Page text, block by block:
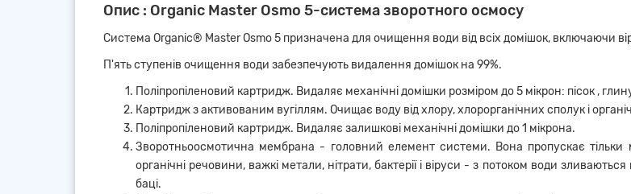
Опис : Organic Master Osmo 5-система зворотного осмосу
Система Organic® Master Osmo 5 призначена для очищення води від всіх домішок, включаючи
П'ять ступенів очищення води забезпечують видалення домішок на 99%.
Поліпропіленовий картридж. Видаляє механічні домішки розміром до 5 мікрон: пісок ,
Картридж з активованим вугіллям. Очищає воду від хлору, хлорорганічних сполук і
Поліпропіленовий картридж. Видаляє залишкові механічні домішки до 1 мікрона.
Зворотньоосмотична мембрана - головний елемент системи. Вона пропускає тільки
органічні речовини, важкі метали, нітрати, бактерії і віруси - з потоком води
баці.